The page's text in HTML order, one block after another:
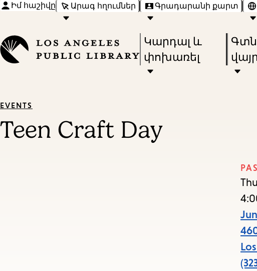
Իմ հաշիվը Արագ հղումներ Գրադարանի քարտ
Press
Enter
to
down
Կարդալ և
փոխառել
EVENTS
Teen Craft Day